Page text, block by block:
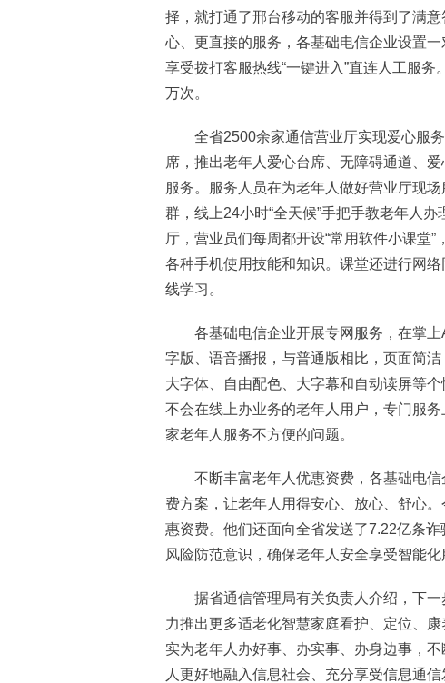
择，就打通了邢台移动的客服并得到了满
心、更直接的服务，各基础电信企业设置
享受拨打客服热线“一键进入”直连人工服
万次。
全省2500余家通信营业厅实现爱心服务
席，推出老年人爱心台席、无障碍通道、
服务。服务人员在为老年人做好营业厅现
群，线上24小时“全天候”手把手教老年人
厅，营业员们每周都开设“常用软件小课堂
各种手机使用技能和知识。课堂还进行网
线学习。
各基础电信企业开展专网服务，在掌上
字版、语音播报，与普通版相比，页面简
大字体、自由配色、大字幕和自动读屏等
不会在线上办业务的老年人用户，专门服
家老年人服务不方便的问题。
不断丰富老年人优惠资费，各基础电信
费方案，让老年人用得安心、放心、舒心
惠资费。他们还面向全省发送了7.22亿条
风险防范意识，确保老年人安全享受智能化
据省通信管理局有关负责人介绍，下一
力推出更多适老化智慧家庭看护、定位、
实为老年人办好事、办实事、办身边事，
人更好地融入信息社会、充分享受信息通